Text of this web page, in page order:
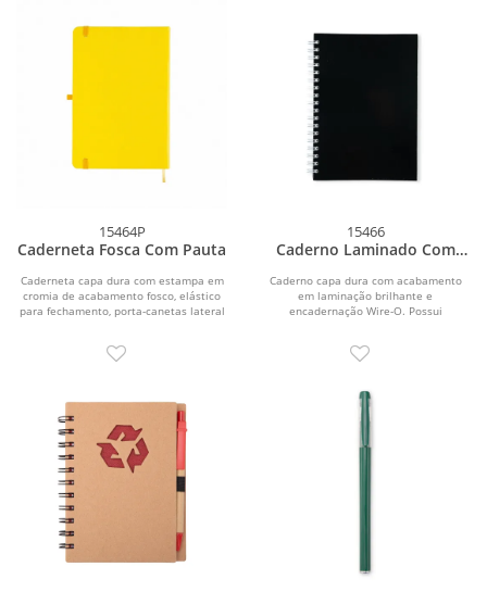
15464P
Caderneta Fosca Com Pauta
Caderneta capa dura com estampa em
cromia de acabamento fosco, elástico
para fechamento, porta-canetas lateral
15466
Caderno Laminado Com
Caderno capa dura com acabamento
em laminação brilhante e
encadernação Wire-O. Possui